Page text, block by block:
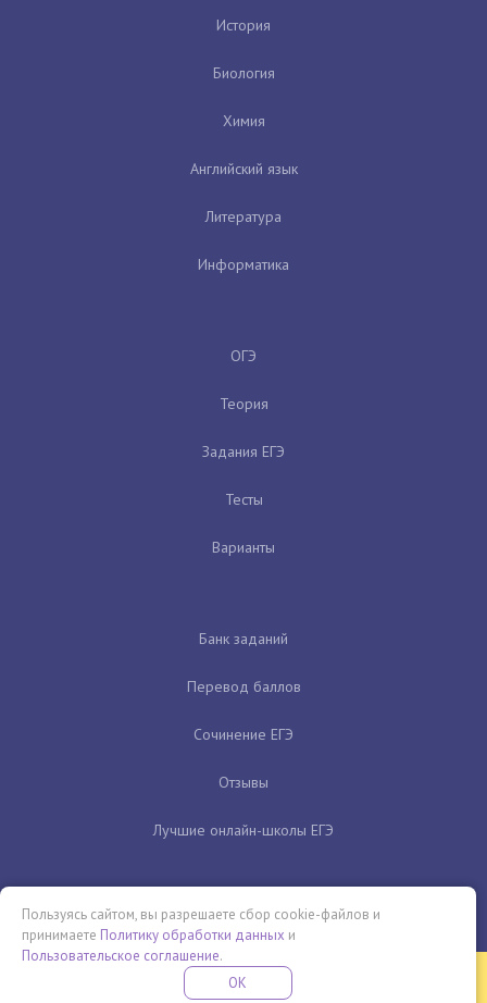
История
Биология
Химия
Английский язык
Литература
Информатика
ОГЭ
Теория
Задания ЕГЭ
Тесты
Варианты
Банк заданий
Перевод баллов
Сочинение ЕГЭ
Отзывы
Лучшие онлайн-школы ЕГЭ
Бесплатная летняя школа
ПРОВЕДИ ЭТО ЛЕТО С ПОЛЬЗОЙ
Пользуясь сайтом, вы разрешаете сбор cookie-файлов и
принимаете Политику обработки данных и
Пользовательское соглашение.
OK